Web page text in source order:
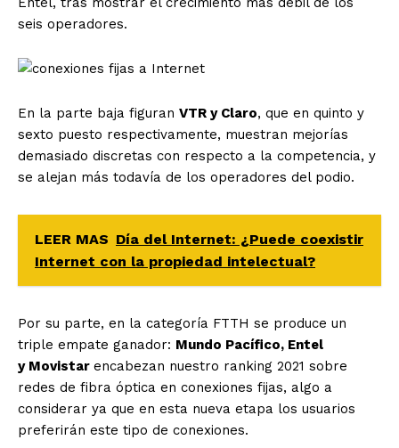
seis operadores.
En la parte baja figuran VTR y Claro, que en quinto y
sexto puesto respectivamente, muestran mejorías
demasiado discretas con respecto a la competencia, y
se alejan más todavía de los operadores del podio.
LEER MAS Día del Internet: ¿Puede coexistir
Internet con la propiedad intelectual?
Por su parte, en la categoría FTTH se produce un
triple empate ganador: Mundo Pacífico, Entel
y Movistar encabezan nuestro ranking 2021 sobre
redes de fibra óptica en conexiones fijas, algo a
considerar ya que en esta nueva etapa los usuarios
preferirán este tipo de conexiones.